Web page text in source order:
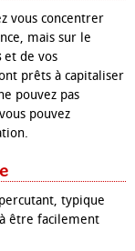
vous concentrer
mais sur le
et de vos
prêts à capitaliser
pouvez pas
pouvez
typique
être facilement